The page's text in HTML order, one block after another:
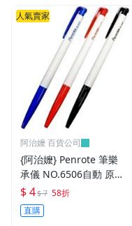
人氣賣家
阿治嬤 百貨公司
{阿治嬤} Penrote 筆樂
承儀 NO.6506自動 原子
筆 贈品筆 廣告筆 0.5m
m
$ 4$ 7 58折
直購